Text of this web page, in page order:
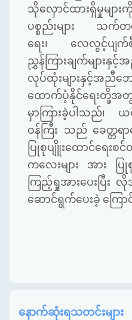
သိုလှောင်ထားရှိမှုမျ
ပစ္စည်းများ သက်တ
ရေး၊ လေလွင့်ပျက်စီ
ညွှန်ကြားချက်များနှ
လုပ်ထုံးများနှင့်အညီဘေ
ထောက်ပံ့နိုင်ရေးတို့
မှာကြားခဲ့ပါသည်၊
ဝန်ကြီး သည် ခေတ္တရာ
ပြုစုပျိူးထောင်ရေ
ကလေးများ အား ပြု
ကြည့်ရှုအားပေးပြီး
ဆောင်ရွက်ပေးခဲ့ ကြေ
နောက်ဆုံးရသတင်းများ